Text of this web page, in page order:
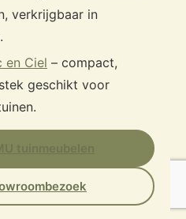
verkrijgbaar in
en Ciel – compact,
geschikt voor